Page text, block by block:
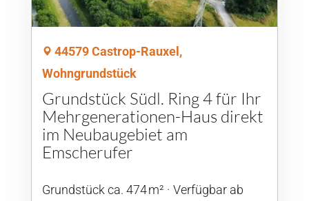
44579 Castrop-Rauxel,
Wohngrundstück
Grundstück Südl. Ring 4 für Ihr
Mehrgenerationen-Haus direkt
im Neubaugebiet am
Emscherufer
Grund­stück ca. 474 m²
Verfügbar ab